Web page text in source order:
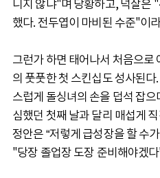
니지 않냐"며 당황하고, 넉살은
했다. 전두엽이 마비된 수준"이
그런가 하면 태어나서 처음으로
의 풋풋한 첫 스킨십도 성사된
스럽게 돌싱녀의 손을 덥석 잡
심했던 첫째 날과 달리 매섭게
정안은 “저렇게 급성장을 할 수
"당장 졸업장 도장 준비해야겠